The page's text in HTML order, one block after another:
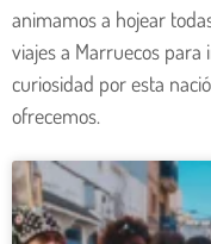
animamos a hojear
viajes a Marruecos
curiosidad por esta
ofrecemos.